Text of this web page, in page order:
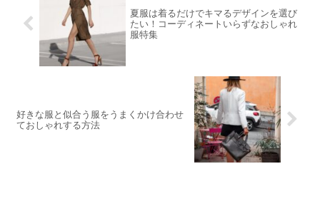
夏服は着るだけでキマるデザインを選び
たい！コーディネートいらずなおしゃれ
服特集
好きな服と似合う服をうまくかけ合わせ
ておしゃれする方法